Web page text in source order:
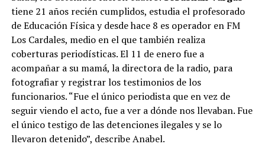
tiene 21 años recién cumplidos, estudia el profesorado
de Educación Física y desde hace 8 es operador en FM
Los Cardales, medio en el que también realiza
coberturas periodísticas. El 11 de enero fue a
acompañar a su mamá, la directora de la radio, para
fotografiar y registrar los testimonios de los
funcionarios. “Fue el único periodista que en vez de
seguir viendo el acto, fue a ver a dónde nos llevaban. Fue
el único testigo de las detenciones ilegales y se lo
llevaron detenido”, describe Anabel.